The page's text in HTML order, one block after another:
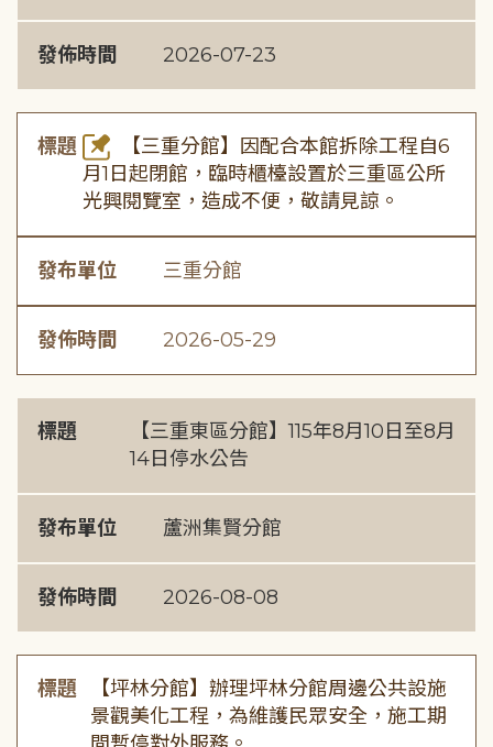
發佈時間 2026-07-23
標題
【三重分館】因配合本館拆除工程自6
月1日起閉館，臨時櫃檯設置於三重區公所
光興閱覽室，造成不便，敬請見諒。
發布單位 三重分館
發佈時間 2026-05-29
標題
【三重東區分館】115年8月10日至8月
14日停水公告
發布單位 蘆洲集賢分館
發佈時間 2026-08-08
標題
【坪林分館】辦理坪林分館周邊公共設施
景觀美化工程，為維護民眾安全，施工期